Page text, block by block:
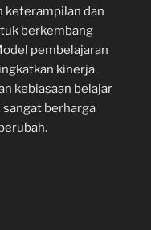
keterampilan dan
berkembang
pembelajaran
kinerja
kebiasaan belajar
berharga